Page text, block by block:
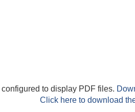
to display PDF files.
Click here to download